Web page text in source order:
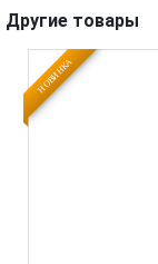
Другие товары
НОВИНКА